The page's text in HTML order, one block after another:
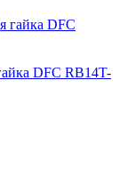
DFC RB14T-